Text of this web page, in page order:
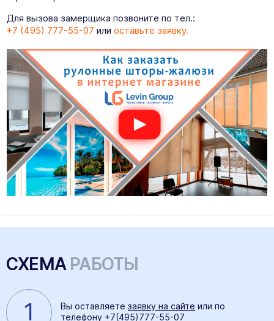
Для вызова замерщика позвоните по тел.:
+7 (495) 777-55-07 или оставьте заявку.
СХЕМАРАБОТЫ
1 Вы оставляете заявку на сайте или по
телефону +7(495)777-55-07